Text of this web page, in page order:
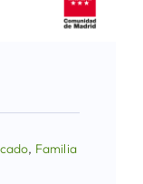
, Familia